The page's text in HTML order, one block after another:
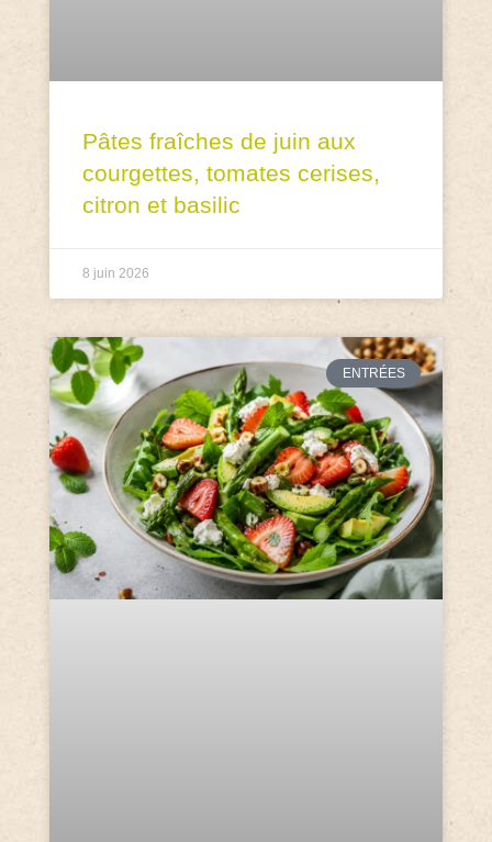
Pâtes fraîches de juin aux
courgettes, tomates cerises,
citron et basilic
8 juin 2026
ENTRÉES